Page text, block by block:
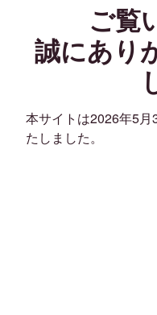
ご覧
誠にあり
本サイトは2026年5
たしました。